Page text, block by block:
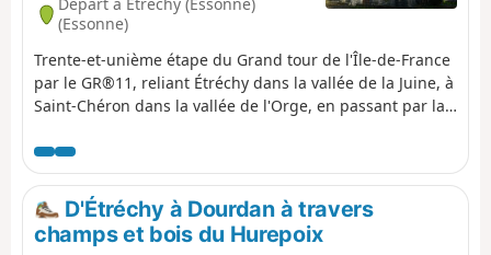
(Essonne)
Trente-et-unième étape du Grand tour de l'Île-de-France
par le GR®11, reliant Étréchy dans la vallée de la Juine, à
Saint-Chéron dans la vallée de l'Orge, en passant par la
et aux confins de la Beauce dans sa partie Sud, dans des
paysages variés, entre plateaux et vallées et entre
champs et forêts. Elle présente la particularité
d'effectuer de nombreuses montées et descentes entre
plateau et vallées.
D'Étréchy à Dourdan à travers
champs et bois du Hurepoix